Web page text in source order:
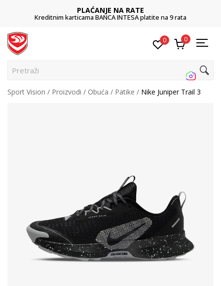
PLAĆANJE NA RATE
Kreditnim karticama BANCA INTESA platite na 9 rata
0 0
Pretraži s
Sport Vision Proizvodi Obuća Patike Nike Juniper Trail 3